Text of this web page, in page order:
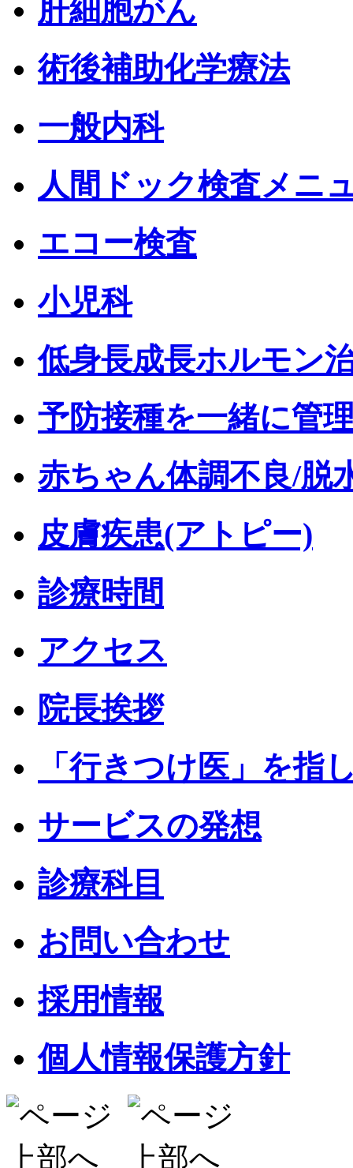
肝細胞がん
術後補助化学療法
一般内科
人間ドック検査メニ
エコー検査
小児科
低身長成長ホルモン
予防接種を一緒に管
赤ちゃん体調不良/脱
皮膚疾患(アトピー)
診療時間
アクセス
院長挨拶
「行きつけ医」を指
サービスの発想
診療科目
お問い合わせ
採用情報
個人情報保護方針